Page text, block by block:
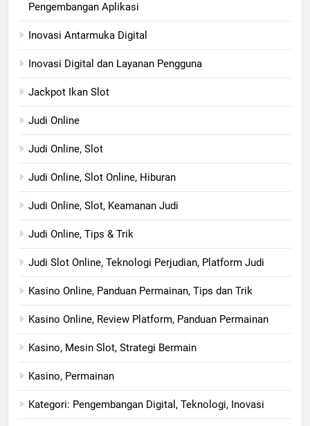
Pengembangan Aplikasi
Inovasi Antarmuka Digital
Inovasi Digital dan Layanan Pengguna
Jackpot Ikan Slot
Judi Online
Judi Online, Slot
Judi Online, Slot Online, Hiburan
Judi Online, Slot, Keamanan Judi
Judi Online, Tips & Trik
Judi Slot Online, Teknologi Perjudian, Platform Judi
Kasino Online, Panduan Permainan, Tips dan Trik
Kasino Online, Review Platform, Panduan Permainan
Kasino, Mesin Slot, Strategi Bermain
Kasino, Permainan
Kategori: Pengembangan Digital, Teknologi, Inovasi